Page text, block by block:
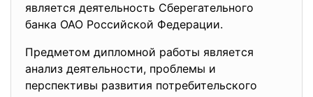
является деятельность Сберегательного
банка ОАО Российской Федерации.
Предметом дипломной работы является
анализ деятельности, проблемы и
перспективы развития потребительского